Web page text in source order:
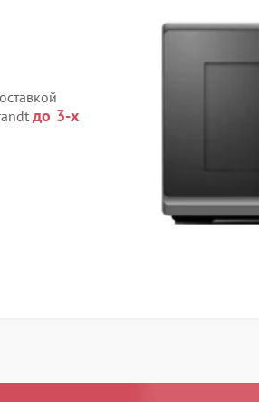
до 3-х